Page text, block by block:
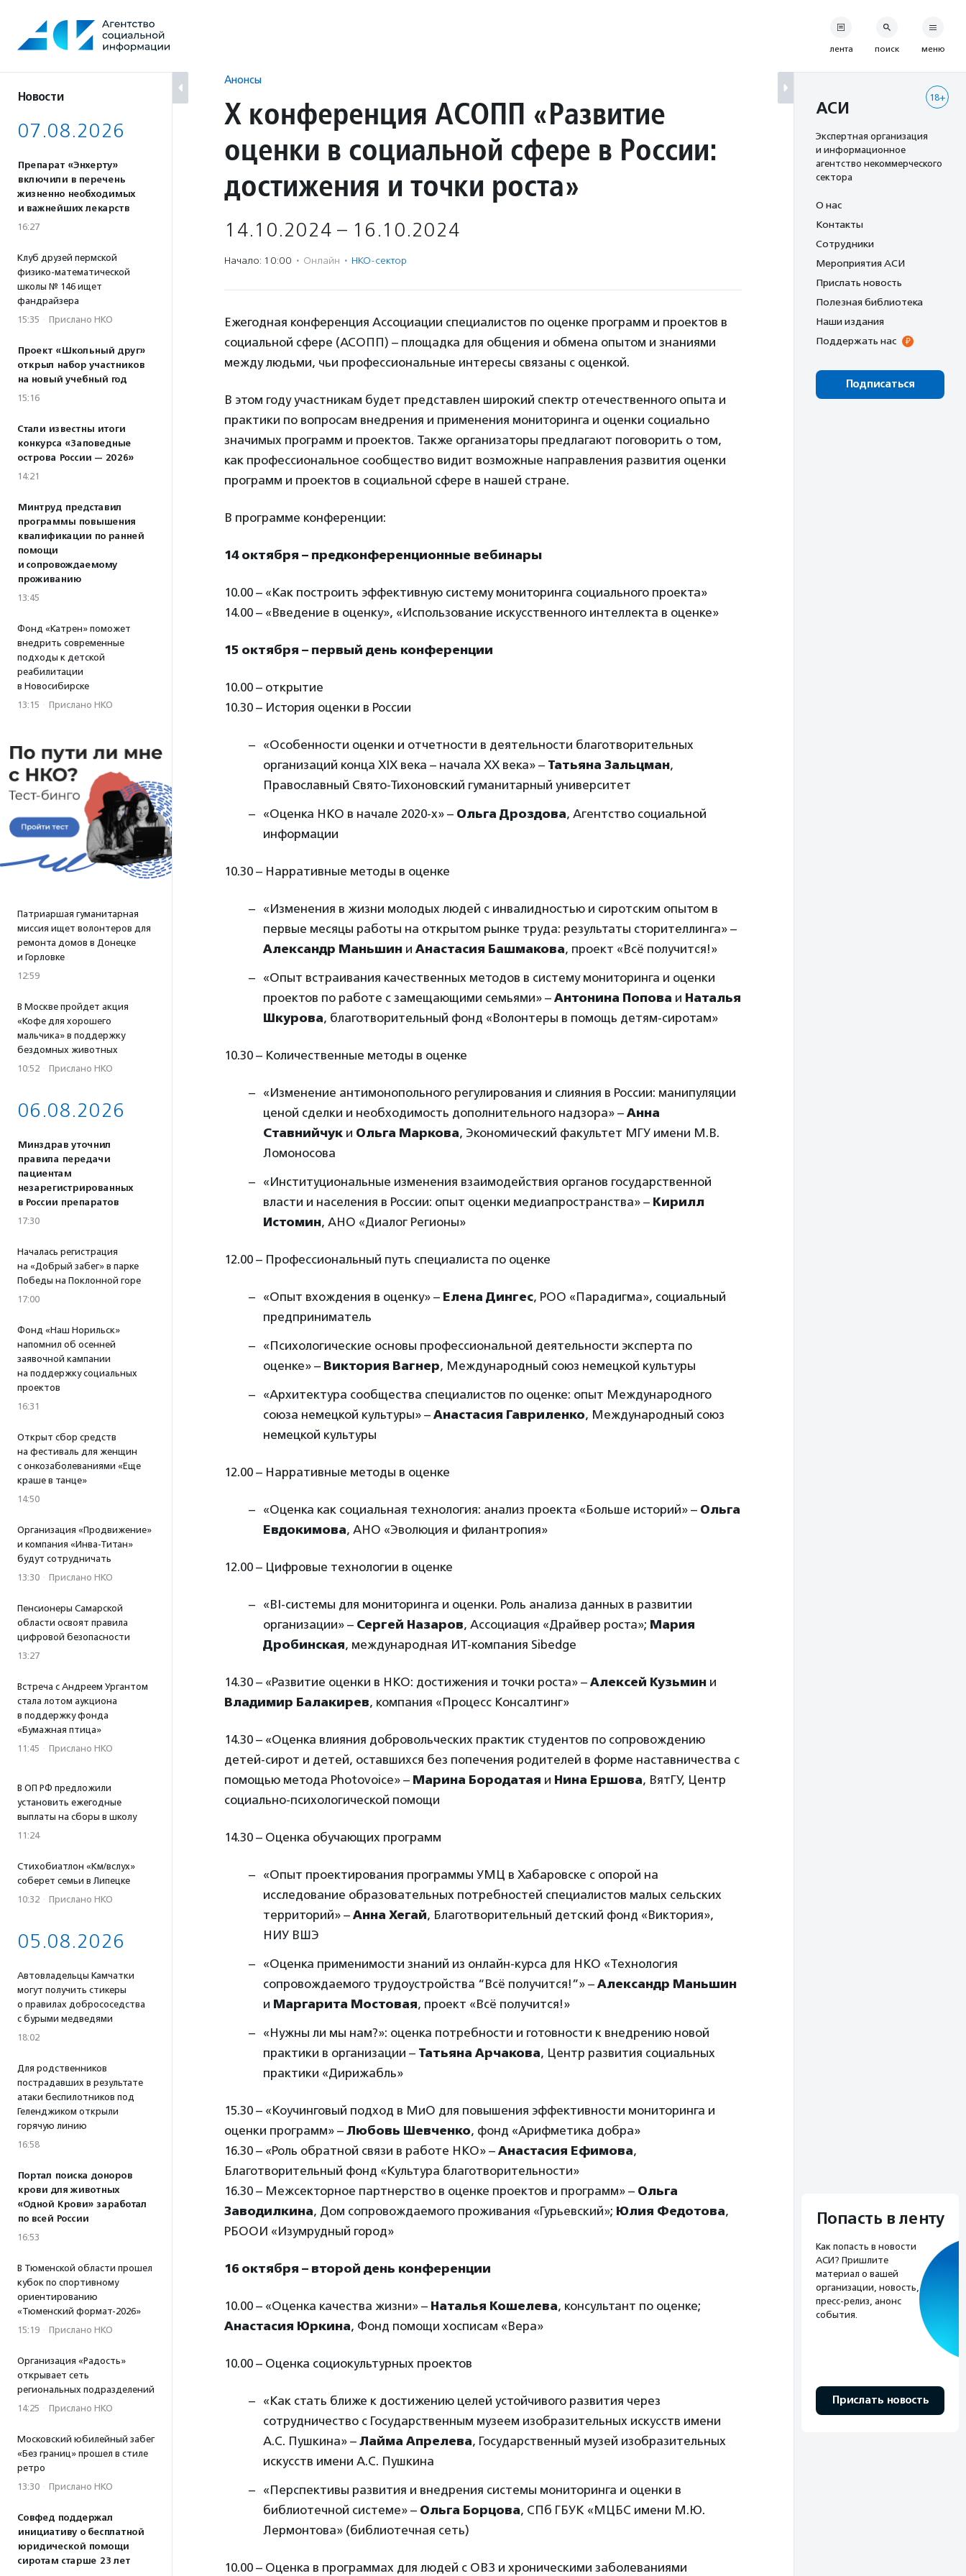
содержанию
Новости
07.08.2026
Препарат «Энхерту»
включили в перечень
жизненно необходимых
и важнейших лекарств
16:27
Клуб друзей пермской
физико-математической
школы № 146 ищет
фандрайзера
15:35 · Прислано НКО
Проект «Школьный друг»
открыл набор участников
на новый учебный год
15:16
Стали известны итоги
конкурса «Заповедные
острова России — 2026»
14:21
Минтруд представил
программы повышения
квалификации по ранней
помощи
и сопровождаемому
проживанию
13:45
Фонд «Катрен» поможет
внедрить современные
подходы к детской
реабилитации
в Новосибирске
13:15 · Прислано НКО
Патриаршая гуманитарная
миссия ищет волонтеров для
ремонта домов в Донецке
и Горловке
12:59
В Москве пройдет акция
«Кофе для хорошего
мальчика» в поддержку
бездомных животных
10:52 · Прислано НКО
06.08.2026
Минздрав уточнил
правила передачи
пациентам
незарегистрированных
в России препаратов
17:30
Началась регистрация
на «Добрый забег» в парке
Победы на Поклонной горе
17:00
Фонд «Наш Норильск»
напомнил об осенней
заявочной кампании
на поддержку социальных
проектов
16:31
Открыт сбор средств
на фестиваль для женщин
с онкозаболеваниями «Еще
краше в танце»
14:50
Организация «Продвижение»
и компания «Инва-Титан»
будут сотрудничать
13:30 · Прислано НКО
Пенсионеры Самарской
области освоят правила
цифровой безопасности
13:27
Встреча с Андреем Ургантом
стала лотом аукциона
в поддержку фонда
«Бумажная птица»
11:45 · Прислано НКО
В ОП РФ предложили
установить ежегодные
выплаты на сборы в школу
11:24
Стихобиатлон «Км/вслух»
соберет семьи в Липецке
10:32 · Прислано НКО
05.08.2026
Автовладельцы Камчатки
могут получить стикеры
о правилах добрососедства
с бурыми медведями
18:02
Для родственников
пострадавших в результате
атаки беспилотников под
Геленджиком открыли
горячую линию
16:58
Портал поиска доноров
крови для животных
«Одной Крови» заработал
по всей России
16:53
В Тюменской области прошел
кубок по спортивному
ориентированию
«Тюменский формат-2026»
15:19 · Прислано НКО
Организация «Радость»
открывает сеть
региональных подразделений
14:25 · Прислано НКО
Московский юбилейный забег
«Без границ» прошел в стиле
ретро
13:30 · Прислано НКО
Совфед поддержал
инициативу о бесплатной
юридической помощи
сиротам старше 23 лет
Анонсы
X конференция АСОПП «Развитие
оценки в социальной сфере в России:
достижения и точки роста»
14.10.2024 – 16.10.2024
Начало: 10:00 · Онлайн · НКО-сектор
Ежегодная конференция Ассоциации специалистов по оценке программ и проектов в
социальной сфере (АСОПП) – площадка для общения и обмена опытом и знаниями
между людьми, чьи профессиональные интересы связаны с оценкой.
В этом году участникам будет представлен широкий спектр отечественного опыта и
практики по вопросам внедрения и применения мониторинга и оценки социально
значимых программ и проектов. Также организаторы предлагают поговорить о том,
как профессиональное сообщество видит возможные направления развития оценки
программ и проектов в социальной сфере в нашей стране.
В программе конференции:
14 октября – предконференционные вебинары
10.00 – «Как построить эффективную систему мониторинга социального проекта»
14.00 – «Введение в оценку», «Использование искусственного интеллекта в оценке»
15 октября – первый день конференции
10.00 – открытие
10.30 – История оценки в России
«Особенности оценки и отчетности в деятельности благотворительных
организаций конца XIX века – начала XX века» – Татьяна Зальцман,
Православный Свято-Тихоновский гуманитарный университет
«Оценка НКО в начале 2020-х» – Ольга Дроздова, Агентство социальной
информации
10.30 – Нарративные методы в оценке
«Изменения в жизни молодых людей с инвалидностью и сиротским опытом в
первые месяцы работы на открытом рынке труда: результаты сторителлинга» –
Александр Маньшин и Анастасия Башмакова, проект «Всё получится!»
«Опыт встраивания качественных методов в систему мониторинга и оценки
проектов по работе с замещающими семьями» – Антонина Попова и Наталья
Шкурова, благотворительный фонд «Волонтеры в помощь детям-сиротам»
10.30 – Количественные методы в оценке
«Изменение антимонопольного регулирования и слияния в России: манипуляции
ценой сделки и необходимость дополнительного надзора» – Анна
Ставнийчук и Ольга Маркова, Экономический факультет МГУ имени М.В.
Ломоносова
«Институциональные изменения взаимодействия органов государственной
власти и населения в России: опыт оценки медиапространства» – Кирилл
Истомин, АНО «Диалог Регионы»
12.00 – Профессиональный путь специалиста по оценке
«Опыт вхождения в оценку» – Елена Дингес, РОО «Парадигма», социальный
предприниматель
«Психологические основы профессиональной деятельности эксперта по
оценке» – Виктория Вагнер, Международный союз немецкой культуры
«Архитектура сообщества специалистов по оценке: опыт Международного
союза немецкой культуры» – Анастасия Гавриленко, Международный союз
немецкой культуры
12.00 – Нарративные методы в оценке
«Оценка как социальная технология: анализ проекта «Больше историй» – Ольга
Евдокимова, АНО «Эволюция и филантропия»
12.00 – Цифровые технологии в оценке
«BI-системы для мониторинга и оценки. Роль анализа данных в развитии
организации» – Сергей Назаров, Ассоциация «Драйвер роста»; Мария
Дробинская, международная ИТ-компания Sibedge
14.30 – «Развитие оценки в НКО: достижения и точки роста» – Алексей Кузьмин и
Владимир Балакирев, компания «Процесс Консалтинг»
14.30 – «Оценка влияния добровольческих практик студентов по сопровождению
детей-сирот и детей, оставшихся без попечения родителей в форме наставничества с
помощью метода Photovoice» – Марина Бородатая и Нина Ершова, ВятГУ, Центр
социально-психологической помощи
14.30 – Оценка обучающих программ
«Опыт проектирования программы УМЦ в Хабаровске с опорой на
исследование образовательных потребностей специалистов малых сельских
территорий» – Анна Хегай, Благотворительный детский фонд «Виктория»,
НИУ ВШЭ
«Оценка применимости знаний из онлайн-курса для НКО «Технология
сопровождаемого трудоустройства “Всё получится!”» – Александр Маньшин
и Маргарита Мостовая, проект «Всё получится!»
«Нужны ли мы нам?»: оценка потребности и готовности к внедрению новой
практики в организации – Татьяна Арчакова, Центр развития социальных
практики «Дирижабль»
15.30 – «Коучинговый подход в МиО для повышения эффективности мониторинга и
оценки программ» – Любовь Шевченко, фонд «Арифметика добра»
16.30 – «Роль обратной связи в работе НКО» – Анастасия Ефимова,
Благотворительный фонд «Культура благотворительности»
16.30 – Межсекторное партнерство в оценке проектов и программ» – Ольга
Заводилкина, Дом сопровождаемого проживания «Гурьевский»; Юлия Федотова,
РБООИ «Изумрудный город»
16 октября – второй день конференции
10.00 – «Оценка качества жизни» – Наталья Кошелева, консультант по оценке;
Анастасия Юркина, Фонд помощи хосписам «Вера»
10.00 – Оценка социокультурных проектов
«Как стать ближе к достижению целей устойчивого развития через
сотрудничество с Государственным музеем изобразительных искусств имени
А.С. Пушкина» – Лайма Апрелева, Государственный музей изобразительных
искусств имени А.С. Пушкина
«Перспективы развития и внедрения системы мониторинга и оценки в
библиотечной системе» – Ольга Борцова, СПб ГБУК «МЦБС имени М.Ю.
Лермонтова» (библиотечная сеть)
10.00 – Оценка в программах для людей с ОВЗ и хроническими заболеваниями
лента поиск меню
18+
АСИ
Экспертная организация
и информационное
агентство некоммерческого
сектора
О нас
Контакты
Сотрудники
Мероприятия АСИ
Прислать новость
Полезная библиотека
Наши издания
Поддержать нас
Подписаться
Попасть в ленту
Как попасть в новости
АСИ? Пришлите
материал о вашей
организации, новость,
пресс-релиз, анонс
события.
Прислать новость